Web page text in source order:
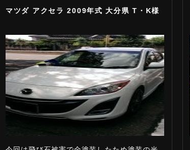
マツダ アクセラ 2009年式 大分県 T・K様